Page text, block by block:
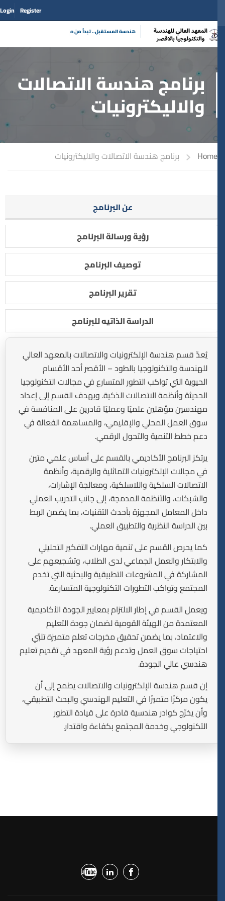
Register
Login
هندسة المستقبل.. تبدأ|
برنامج هندسة الاتصالات
والاليكترونيات
Home برنامج هندسة الاتصالات والاليكترونيات
عن البرنامج
رؤية ورسالة البرنامج
توصيف البرنامج
تقرير البرنامج
الدراسة الذاتيه للبرنامج
يُعدّ قسم هندسة الإلكترونيات والاتصالات بالمعهد العالي
للهندسة والتكنولوجيا بالطود – الأقصر أحد الأقسام
الحيوية التي تواكب التطور المتسارع في مجالات التكنولوجيا
الحديثة وأنظمة الاتصالات الذكية. ويهدف القسم إلى إعداد
مهندسين مؤهلين علميًا وعمليًا قادرين على المنافسة في
سوق العمل المحلي والإقليمي، والمساهمة الفعالة في
دعم خطط التنمية والتحول الرقمي.
يرتكز البرنامج الأكاديمي بالقسم على أساس علمي متين
في مجالات الإلكترونيات التماثلية والرقمية، وأنظمة
الاتصالات السلكية واللاسلكية، ومعالجة الإشارات،
والشبكات، والأنظمة المدمجة، إلى جانب التدريب العملي
داخل المعامل المجهزة بأحدث التقنيات، بما يضمن الربط
بين الدراسة النظرية والتطبيق العملي.
كما يحرص القسم على تنمية مهارات التفكير التحليلي
والابتكار والعمل الجماعي لدى الطلاب، وتشجيعهم على
المشاركة في المشروعات التطبيقية والبحثية التي تخدم
المجتمع وتواكب التطورات التكنولوجية المتسارعة.
ويعمل القسم في إطار الالتزام بمعايير الجودة الأكاديمية
المعتمدة من الهيئة القومية لضمان جودة التعليم
والاعتماد، بما يضمن تحقيق مخرجات تعلم متميزة تلبّي
احتياجات سوق العمل وتدعم رؤية المعهد في تقديم تعليم
هندسي عالي الجودة.
إن قسم هندسة الإلكترونيات والاتصالات يطمح إلى أن
يكون مركزًا متميزًا في التعليم الهندسي والبحث التطبيقي،
وأن يخرّج كوادر هندسية قادرة على قيادة التطور
التكنولوجي وخدمة المجتمع بكفاءة واقتدار.